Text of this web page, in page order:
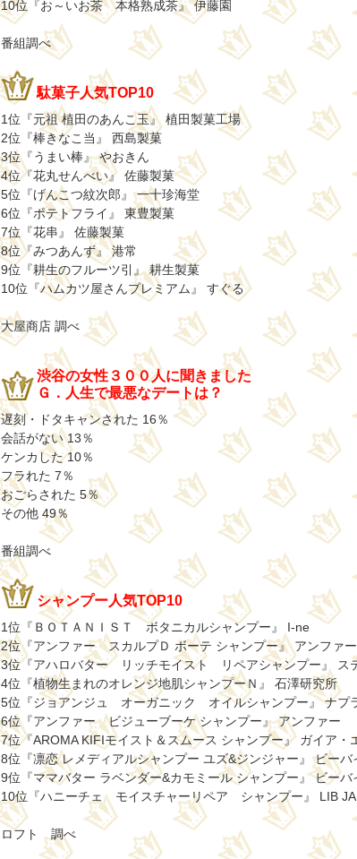
10位『お～いお茶 本格熟成茶』 伊藤園
番組調べ
駄菓子人気TOP10
1位『元祖 植田のあんこ玉』 植田製菓工場
2位『棒きなこ当』 西島製菓
3位『うまい棒』 やおきん
4位『花丸せんべい』 佐藤製菓
5位『げんこつ紋次郎』 一十珍海堂
6位『ポテトフライ』 東豊製菓
7位『花串』 佐藤製菓
8位『みつあんず』 港常
9位『耕生のフルーツ引』 耕生製菓
10位『ハムカツ屋さんプレミアム』 すぐる
大屋商店 調べ
渋谷の女性３００人に聞きました
Ｇ．人生で最悪なデートは？
遅刻・ドタキャンされた 16％
会話がない 13％
ケンカした 10％
フラれた 7％
おごらされた 5％
その他 49％
番組調べ
シャンプー人気TOP10
1位『ＢＯＴＡＮＩＳＴ ボタニカルシャンプー』 I-ne
2位『アンファー スカルプＤ ボーテ シャンプー』 アンファー
3位『アハロバター リッチモイスト リペアシャンプー』 ス
4位『植物生まれのオレンジ地肌シャンプーＮ』 石澤研究所
5位『ジョアンジュ オーガニック オイルシャンプー』 ナプ
6位『アンファー ビジューブーケ シャンプー』 アンファー
7位『AROMA KIFIモイスト＆スムース シャンプー』 ガイア・
8位『凛恋 レメディアルシャンプー ユズ&ジンジャー』 ビーバ
9位『ママバター ラベンダー&カモミール シャンプー』 ビーバ
10位『ハニーチェ モイスチャーリペア シャンプー』 LIB
ロフト 調べ